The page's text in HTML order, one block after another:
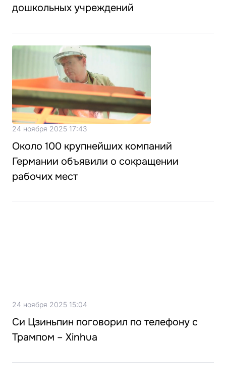
дошкольных учреждений
24 ноября 2025 17:43
Около 100 крупнейших компаний
Германии объявили о сокращении
рабочих мест
24 ноября 2025 15:04
Си Цзиньпин поговорил по телефону с
Трампом – Xinhua